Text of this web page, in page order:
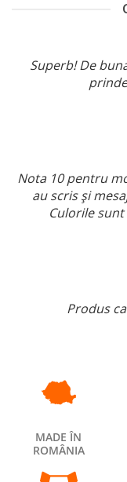
Superb! De
Nota 10 pentru
au scris și
Culorile
Produs
MADE ÎN
ROMÂNIA